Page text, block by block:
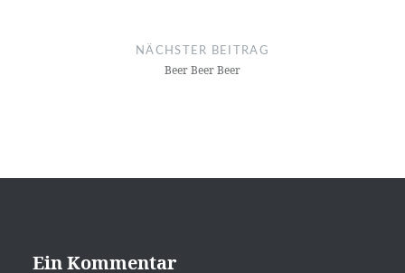
NÄCHSTER BEITRAG
Beer Beer Beer
Ein Kommentar